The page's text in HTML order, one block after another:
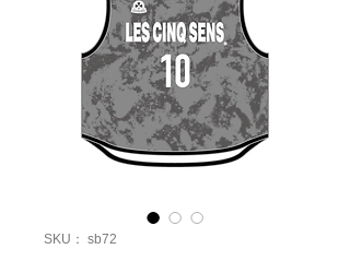
SKU： sb72